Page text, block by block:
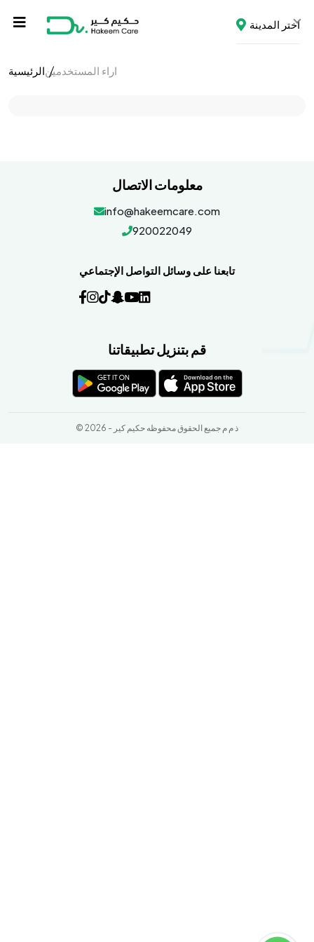
اختر المدينة
الرئيسيةاراء المستخدمين
معلومات الاتصال
info@hakeemcare.com
920022049
تابعنا على وسائل التواصل الإجتماعي
قم بتنزيل تطبيقاتنا
© 2026 - ذ م م جميع الحقوق محفوظه حكيم كير